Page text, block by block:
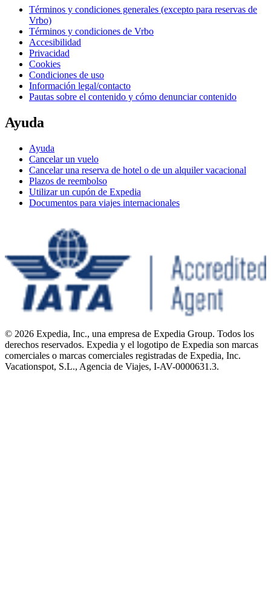
Términos y condiciones generales (excepto para reservas de
Vrbo)
Términos y condiciones de Vrbo
Accesibilidad
Privacidad
Cookies
Condiciones de uso
Información legal/contacto
Pautas sobre el contenido y cómo denunciar contenido
Ayuda
Ayuda
Cancelar un vuelo
Cancelar una reserva de hotel o de un alquiler vacacional
Plazos de reembolso
Utilizar un cupón de Expedia
Documentos para viajes internacionales
© 2026 Expedia, Inc., una empresa de Expedia Group. Todos los
derechos reservados. Expedia y el logotipo de Expedia son marcas
comerciales o marcas comerciales registradas de Expedia, Inc.
Vacationspot, S.L., Agencia de Viajes, I-AV-0000631.3.